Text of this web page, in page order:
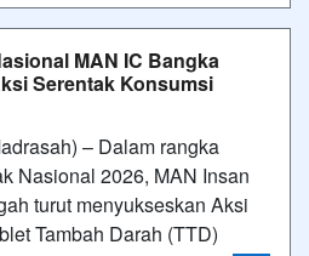
MAN IC Bangka
Serentak Konsumsi
– Dalam rangka
Nasional 2026, MAN Insan
turut menyukseskan Aksi
Tambah Darah (TTD)